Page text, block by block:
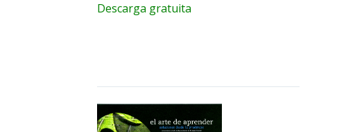
Descarga gratuita